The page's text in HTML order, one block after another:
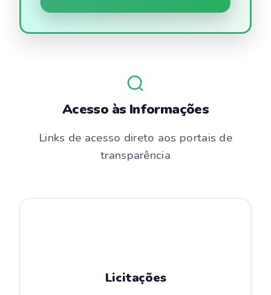
Acesso às Informações
Links de acesso direto aos portais de
transparência
Licitações